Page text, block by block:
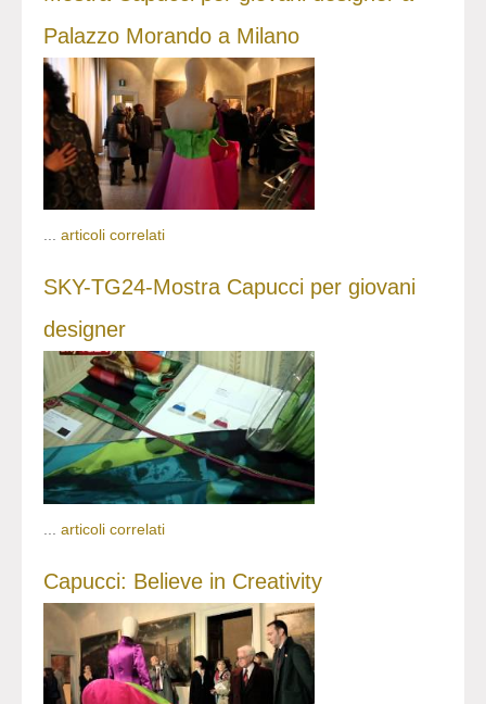
Palazzo Morando a Milano
... articoli correlati
SKY-TG24-Mostra Capucci per giovani
designer
articoli correlati
Capucci: Believe in Creativity